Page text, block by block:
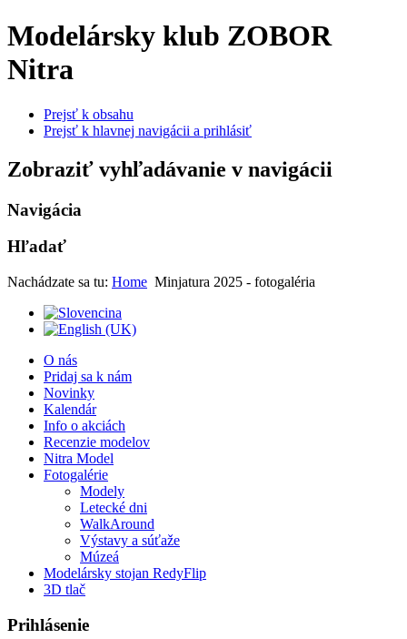
Modelársky klub ZOBOR
Nitra
Prejsť k obsahu
Prejsť k hlavnej navigácii a prihlásiť
Zobraziť vyhľadávanie v navigácii
Navigácia
Hľadať
Nachádzate sa tu: Home Minjatura 2025 - fotogaléria
O nás
Pridaj sa k nám
Novinky
Kalendár
Info o akciách
Recenzie modelov
Nitra Model
Fotogalérie
Modely
Letecké dni
WalkAround
Výstavy a súťaže
Múzeá
Modelársky stojan RedyFlip
3D tlač
Prihlásenie